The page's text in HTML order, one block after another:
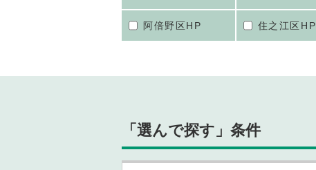
阿倍野区HP 住之江区HP
「選んで探す」条件